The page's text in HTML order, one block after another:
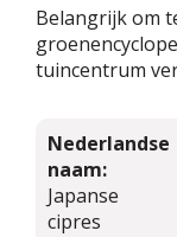
Belangrijk om
tuincentrum
Nederlandse
naam:
Japanse
cipres